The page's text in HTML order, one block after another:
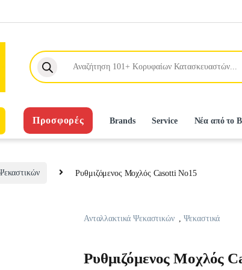
Products search
Προσφορές Brands Service Νέα από το
Ρυθμιζόμενος Μοχλός Casotti Νο15
Ανταλλακτικά Ψεκαστικών , Ψεκαστικά
Ρυθμιζόμενος Μοχλός